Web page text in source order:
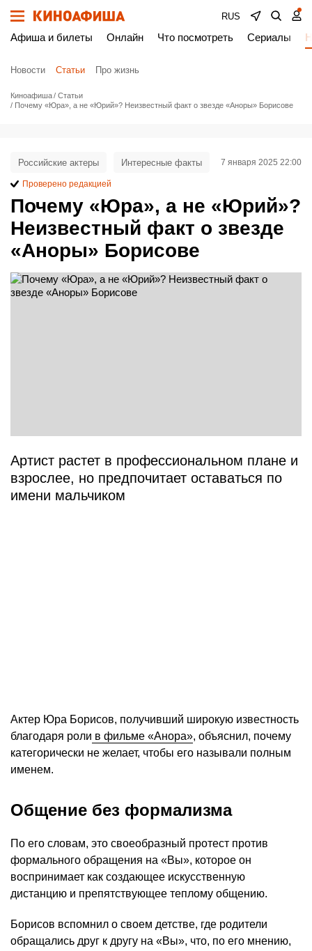
RUS
Афиша и билеты Онлайн Что посмотреть Сериалы
Новости Статьи Про жизнь
Киноафиша
Статьи
Почему «Юра», а не «Юрий»? Неизвестный факт о звезде «Аноры» Борисове
Почему «Юра», а не «Юрий»?
Неизвестный факт о звезде
«Аноры» Борисове
Российские актеры Интересные факты 7 января 2025 22:00
Проверено редакцией
Артист растет в профессиональном плане и
взрослее, но предпочитает оставаться по
имени мальчиком
Актер Юра Борисов, получивший широкую известность
благодаря роли в фильме «Анора», объяснил, почему
категорически не желает, чтобы его называли полным
именем.
Общение без формализма
По его словам, это своеобразный протест против
формального обращения на «Вы», которое он
воспринимает как создающее искусственную
дистанцию и препятствующее теплому общению.
Борисов вспомнил о своем детстве, где родители
обращались друг к другу на «Вы», что, по его мнению,